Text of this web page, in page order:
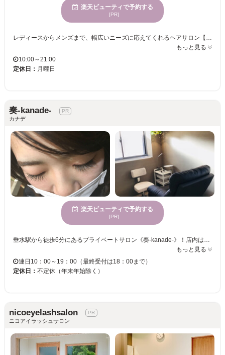
楽天ビューティで予約する
[PR]
レディースからメンズまで、幅広いニーズに応えてくれるヘアサロン【Secret Garden】のアイラッシュ！"Hair"・"Eyelash"と共に、人気雑誌【Ray】にも掲載されるほどの人気☆口コミで話題のアイラッシュサロンです♪ お客様のまつげの状態や、お顔の作りから、アドバイスさせていただき、充分なカウンセリングにて、ナチュラルから、ゴージャスまで理想通りのデザインを一緒にお決めしていきます♪【完全ordermade】のマツエクをお楽しみください。また、グルーなども日本製の安全性の高いグルーを使用しておりますので、安心してご来店ください◎ SecretGardenの由来は、一人ひとりのお客様を心からおもてなしをし、心からの感動と満足をしていただきたく、『あなただけのひみつの場所になりますように…』という意味が込められています。ですので、一人一人のお客様にできるだけ、ゆったりとリラックスをしていただけるように、お時間をいただいたおります。もちろんお急ぎの場合も、対応させていただいておりますので、ご相談ください。
もっと見る
10:00～21:00
定休日： 月曜日
奏-kanade-
カナデ
楽天ビューティで予約する
[PR]
もっと見る
連日10：00～19：00（最終受付は18：00まで）
定休日： 不定休（年末年始除く）
nicoeyelashsalon
ニコアイラッシュサロン